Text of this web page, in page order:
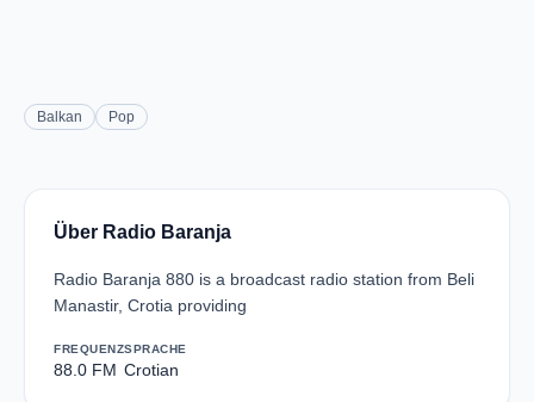
Balkan Pop
Über Radio Baranja
Radio Baranja 880 is a broadcast radio station from Beli
Manastir, Crotia providing
FREQUENZ
88.0 FM
SPRACHE
Crotian